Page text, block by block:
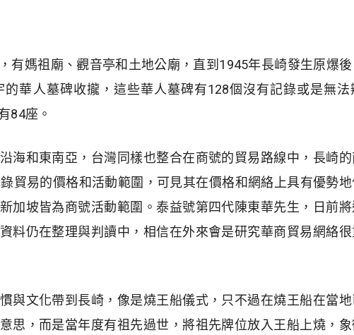
有媽祖廟、觀音亭和土地公廟，直到1945年長崎發生原爆
華人墓碑收攏，這些華人墓碑有128個沒有記錄或是無法
84座。
海和東南亞，台灣同樣也整合在商號的貿易路線中，長崎
貿易的價格和活動範圍，可見其在價格和網絡上具有優勢
加坡皆為商號活動範圍。泰益號第四代陳東華先生，日前
料仍在整理與判讀中，相信在外來會是研究華商貿易網絡
與文化帶到長崎，像是燒王船儀式，只不過在燒王船在當
思，而是當年度有祖先過世，將祖先牌位放入王船上燒，